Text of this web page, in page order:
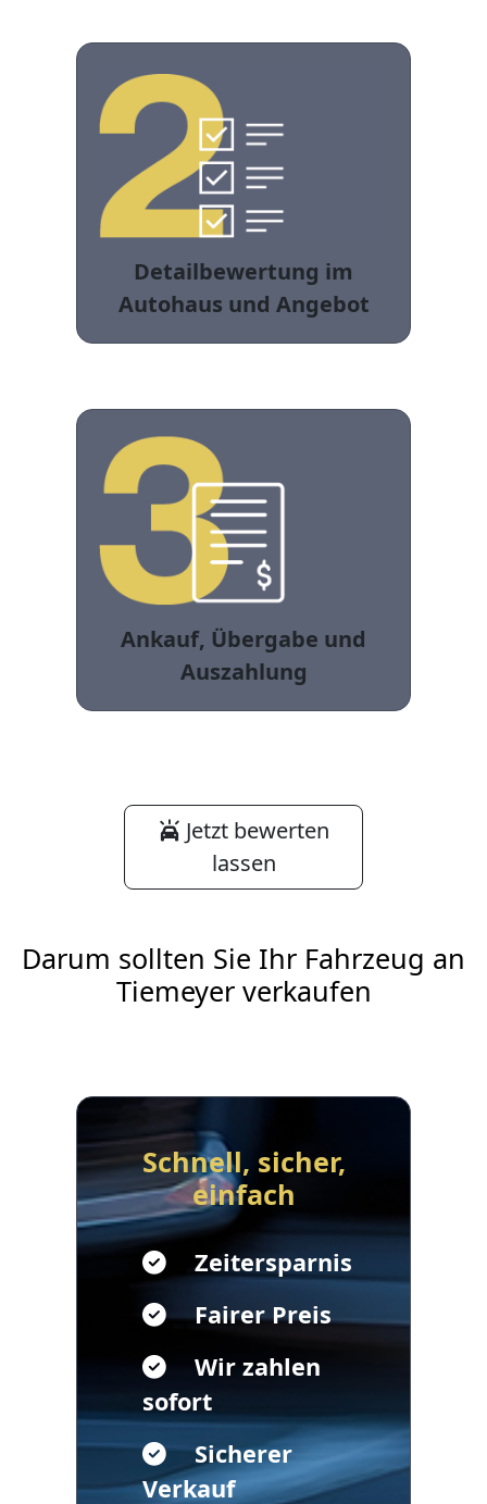
Detailbewertung im
Autohaus und Angebot
Ankauf, Übergabe und
Auszahlung
Jetzt bewerten
lassen
Darum sollten Sie Ihr Fahrzeug an
Tiemeyer verkaufen
Schnell, sicher,
einfach
Zeitersparnis
Fairer Preis
Wir zahlen
sofort
Sicherer
Verkauf